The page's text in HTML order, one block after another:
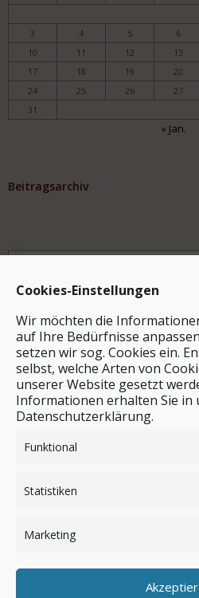
Cookies-Einstellungen
Wir möchten die
auf Ihre Bedürfnisse
setzen wir sog. Cookies ein.
selbst, welche Arten von
unserer Website gesetzt
Informationen erhalten Sie in
Datenschutzerklärung.
Funktional
Statistiken
Marketing
3
4 5 6
10
11 12 13
17
18 19 20
24
25 26 27
31
« Jan.
Beitragsarchiv
Archiv
Stichwortsuche